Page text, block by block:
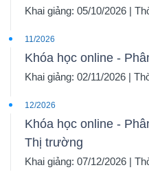
Khai giảng: 05/10/2026 |
11/2026
Khóa học online -
Khai giảng: 02/11/2026 |
12/2026
Khóa học online -
Thị trường
Khai giảng: 07/12/2026 |